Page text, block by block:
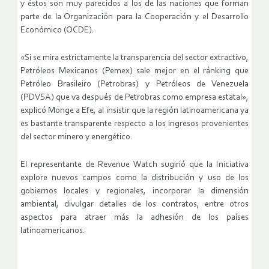
y éstos son muy parecidos a los de las naciones que forman
parte de la Organización para la Cooperación y el Desarrollo
Económico (OCDE).
«Si se mira estrictamente la transparencia del sector extractivo,
Petróleos Mexicanos (Pemex) sale mejor en el ránking que
Petróleo Brasileiro (Petrobras) y Petróleos de Venezuela
(PDVSA) que va después de Petrobras como empresa estatal»,
explicó Monge a Efe, al insistir que la región latinoamericana ya
es bastante transparente respecto a los ingresos provenientes
del sector minero y energético.
El representante de Revenue Watch sugirió que la Iniciativa
explore nuevos campos como la distribución y uso de los
gobiernos locales y regionales, incorporar la dimensión
ambiental, divulgar detalles de los contratos, entre otros
aspectos para atraer más la adhesión de los países
latinoamericanos.